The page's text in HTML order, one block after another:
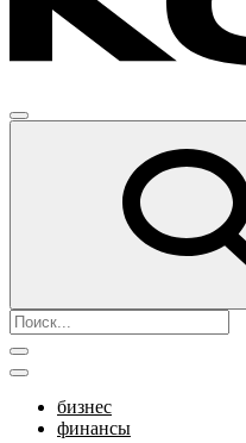
бизнес
финансы